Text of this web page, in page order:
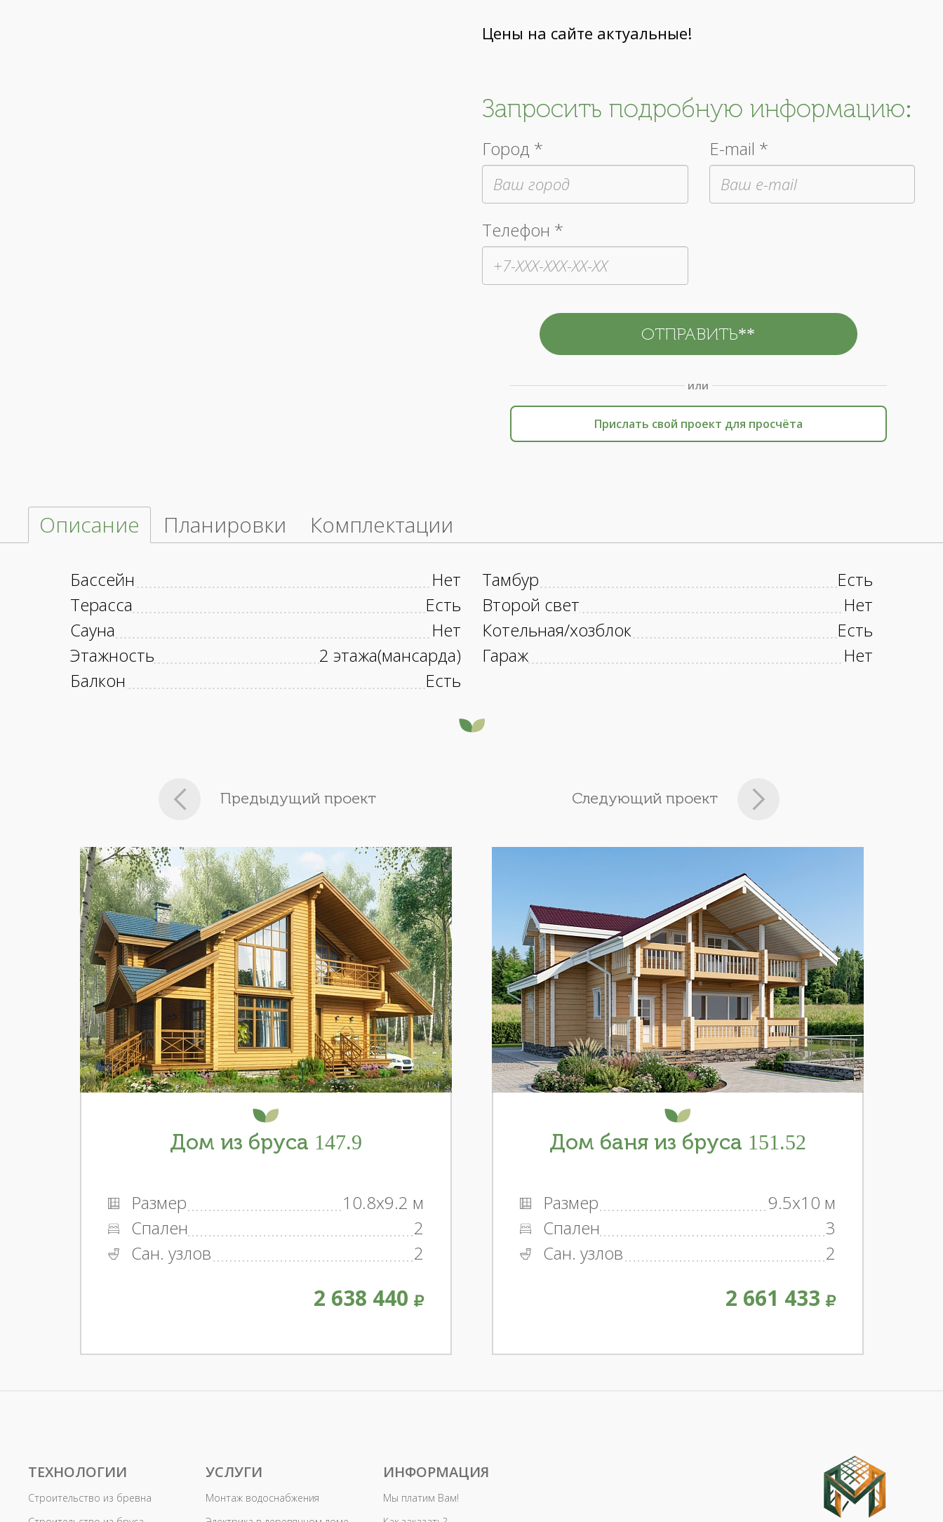
Цены на сайте актуальные!
Запросить подробную информацию:
Город * E-mail *
Телефон *
или
Прислать свой проект для просчёта
Описание Планировки Комплектации
Бассейн
Нет
Терасса
Есть
Сауна
Нет
Этажность
2 этажа(мансарда)
Балкон
Есть
Тамбур
Есть
Второй свет
Нет
Котельная/хозблок
Есть
Гараж
Нет
Предыдущий проект
Дом из бруса 147.9
Размер
10.8x9.2 м
Спален
2
Сан. узлов
2
2 638 440
Следующий проект
Дом баня из бруса 151.52
Размер
9.5x10 м
Спален
3
Сан. узлов
2
2 661 433
ТЕХНОЛОГИИ
Строительство из бревна
УСЛУГИ
Монтаж водоснабжения
ИНФОРМАЦИЯ
Мы платим Вам!